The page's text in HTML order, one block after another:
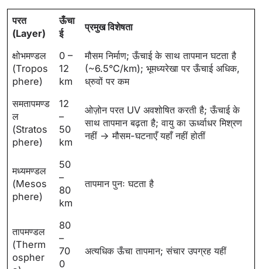
परत
(Layer)
ऊँचा
ई
प्रमुख विशेषता
क्षोभमण्डल
(Tropos
phere)
0 –
12
km
मौसम निर्माण; ऊँचाई के साथ तापमान घटता है
(~6.5°C/km); भूमध्यरेखा पर ऊँचाई अधिक,
ध्रुवों पर कम
समतापमण्ड
ल
(Stratos
phere)
12
–
50
km
ओज़ोन परत UV अवशोषित करती है; ऊँचाई के
साथ तापमान बढ़ता है; वायु का ऊर्ध्वाधर मिश्रण
नहीं → मौसम-घटनाएँ यहाँ नहीं होतीं
मध्यमण्डल
(Mesos
phere)
50
–
80
km
तापमान पुनः घटता है
तापमण्डल
(Therm
ospher
80
–
70
0
अत्यधिक ऊँचा तापमान; संचार उपग्रह यहीं